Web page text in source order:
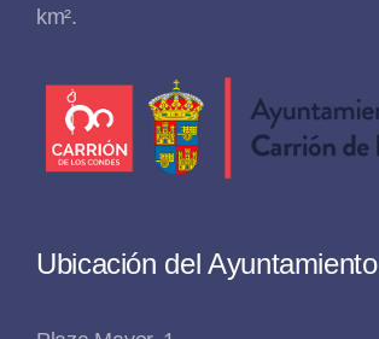
km².
Ubicación del Ayuntamiento